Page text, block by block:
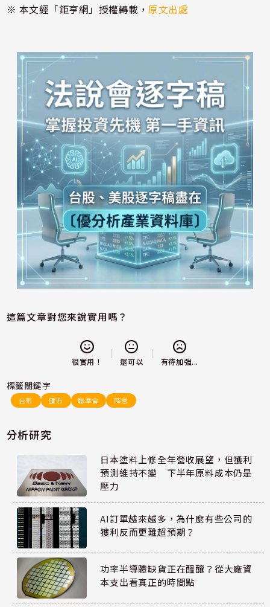
※ 本文經「鉅亨網」授權轉載，原文出處
這篇文章對您來說實用嗎？
很實用！ 還可以 有待加強...
標籤關鍵字
台幣 匯市 聯準會 降息
分析研究
日本塗料上修全年營收展望，但獲利
預測維持不變 下半年原料成本仍是
壓力
AI訂單越來越多，為什麼有些公司的
獲利反而更難超預期？
功率半導體缺貨正在醞釀？從大廠資
本支出看真正的時間點